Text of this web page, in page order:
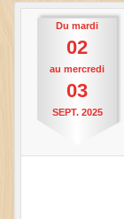
Du mardi
02
au mercredi
03
SEPT. 2025